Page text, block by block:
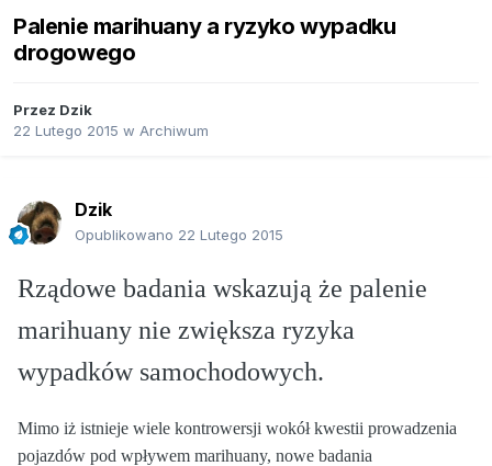
Palenie marihuany a ryzyko wypadku
drogowego
Przez Dzik
22 Lutego 2015 w Archiwum
Dzik
Opublikowano 22 Lutego 2015
Rządowe badania wskazują że palenie
marihuany nie zwiększa ryzyka
wypadków samochodowych.
Mimo iż istnieje wiele kontrowersji wokół kwestii prowadzenia
pojazdów pod wpływem marihuany, nowe badania